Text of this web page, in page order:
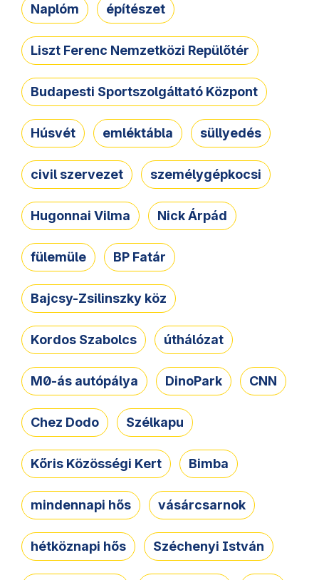
Naplóm építészet
Liszt Ferenc Nemzetközi Repülőtér
Budapesti Sportszolgáltató Központ
Húsvét emléktábla süllyedés
civil szervezet személygépkocsi
Hugonnai Vilma Nick Árpád
fülemüle BP Fatár
Bajcsy-Zsilinszky köz
Kordos Szabolcs úthálózat
M0-ás autópálya DinoPark CNN
Chez Dodo Szélkapu
Kőris Közösségi Kert Bimba
mindennapi hős vásárcsarnok
hétköznapi hős Széchenyi István